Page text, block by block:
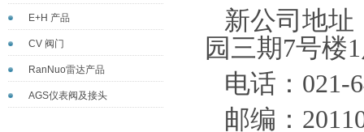
E+H 产品
CV 阀门
RanNuo雷达产品
AGS仪表阀及接头
新公司地址
园三期7号楼
电话：021-
邮编：